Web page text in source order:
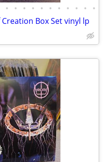
• • • • • • • • • • •
Box Set vinyl lp